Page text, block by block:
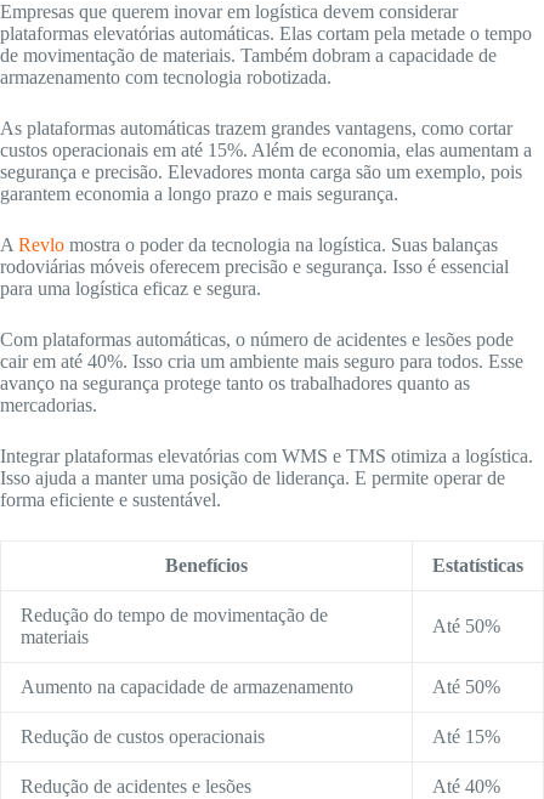
Empresas que querem inovar em logística devem considerar
plataformas elevatórias automáticas. Elas cortam pela metade o tempo
de movimentação de materiais. Também dobram a capacidade de
armazenamento com tecnologia robotizada.
As plataformas automáticas trazem grandes vantagens, como cortar
custos operacionais em até 15%. Além de economia, elas aumentam a
segurança e precisão. Elevadores monta carga são um exemplo, pois
garantem economia a longo prazo e mais segurança.
ARevlo mostra o poder da tecnologia na logística. Suas balanças
rodoviárias móveis oferecem precisão e segurança. Isso é essencial
para uma logística eficaz e segura.
Com plataformas automáticas, o número de acidentes e lesões pode
cair em até 40%. Isso cria um ambiente mais seguro para todos. Esse
avanço na segurança protege tanto os trabalhadores quanto as
mercadorias.
Integrar plataformas elevatórias com WMS e TMS otimiza a logística.
Isso ajuda a manter uma posição de liderança. E permite operar de
forma eficiente e sustentável.
Benefícios Estatísticas
Redução do tempo de movimentação de
materiais
Até 50%
Aumento na capacidade de armazenamento Até 50%
Redução de custos operacionais Até 15%
Redução de acidentes e lesões
Até 40%